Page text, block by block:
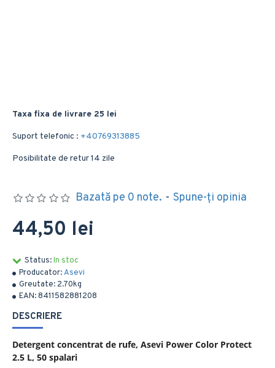
Taxa fixa de livrare 25 lei
Suport telefonic : +40769313885
Posibilitate de retur 14 zile
Status:In stoc
Producator:Asevi
Greutate: 2.70kg
EAN: 8411582881208
Bazată pe 0 note. - Spune-ţi opinia
44,50 lei
DESCRIERE
Detergent concentrat de rufe, Asevi Power Color Protect
2.5 L, 50 spalari